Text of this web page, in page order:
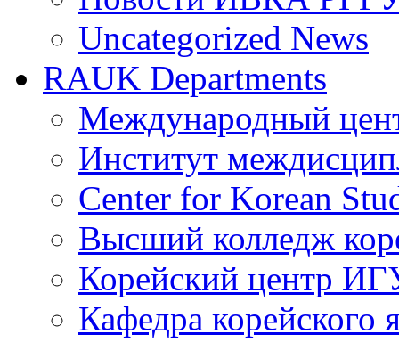
Uncategorized News
RAUK Departments
Международный
Институт
Center for Korean
Высший колледж
Корейский центр
Кафедра